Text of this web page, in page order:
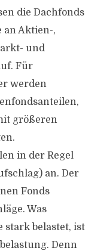
die Dachfonds
an Aktien-,
und
Für
werden
größeren
in der Regel
an. Der
Fonds
Was
stark belastet, ist
Denn